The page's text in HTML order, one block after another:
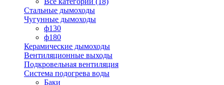
Стальные дымоходы
Чугунные дымоходы
ф130
ф180
Керамические дымоходы
Вентиляционные выходы
Подкровельная вентиляция
Система подогрева воды
Баки